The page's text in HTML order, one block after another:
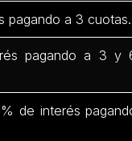
pagando a 3 cuotas.
pagando a 3 y
de interés